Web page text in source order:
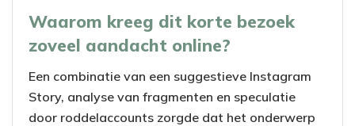
Waarom kreeg dit korte bezoek
zoveel aandacht online?
Een combinatie van een suggestieve Instagram
Story, analyse van fragmenten en speculatie
door roddelaccounts zorgde dat het onderwerp